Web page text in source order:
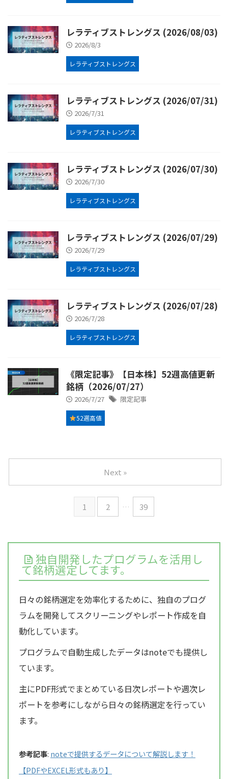
レラティブストレングス (2026/08/03)
2026/8/3
レラティブストレングス
レラティブストレングス (2026/07/31)
2026/7/31
レラティブストレングス
レラティブストレングス (2026/07/30)
2026/7/30
レラティブストレングス
レラティブストレングス (2026/07/29)
2026/7/29
レラティブストレングス
レラティブストレングス (2026/07/28)
2026/7/28
レラティブストレングス
《限定記事》【日本株】52週高値更新
銘柄（2026/07/27）
2026/7/27 限定記事
52週高値
1 2 … 39
Next »
独自開発したプログラムを活用し
て銘柄選定してます。
日々の銘柄選定を効率化するために、独自のプログ
ラムを開発してスクリーニングやレポート作成を自
動化しています。
プログラムで自動生成したデータはnoteでも提供し
ています。
主にPDF形式でまとめている日次レポートや週次レ
ポートを参考にしながら日々の銘柄選定を行ってい
ます。
参考記事: noteで提供するデータについて解説します！
【PDFやEXCEL形式もあり】